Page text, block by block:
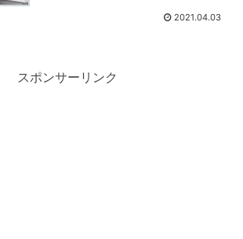
2021.04.03
スポンサーリンク